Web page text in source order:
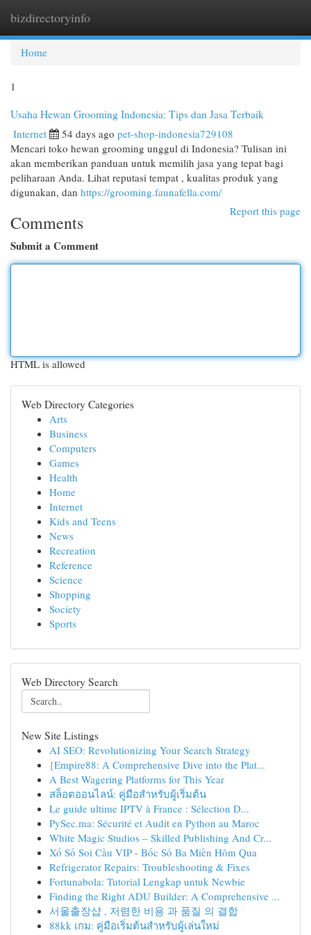
bizdirectoryinfo
Home
1
Usaha Hewan Grooming Indonesia: Tips dan Jasa Terbaik
Internet 54 days ago pet-shop-indonesia729108
Mencari toko hewan grooming unggul di Indonesia? Tulisan ini
akan memberikan panduan untuk memilih jasa yang tepat bagi
peliharaan Anda. Lihat reputasi tempat , kualitas produk yang
digunakan, dan https://grooming.faunafella.com/
Report this page
Comments
Submit a Comment
HTML is allowed
Web Directory Categories
Arts
Business
Computers
Games
Health
Home
Internet
Kids and Teens
News
Recreation
Reference
Science
Shopping
Society
Sports
Web Directory Search
New Site Listings
AI SEO: Revolutionizing Your Search Strategy
{Empire88: A Comprehensive Dive into the Plat...
A Best Wagering Platforms for This Year
สล็อตออนไลน์: คู่มือสำหรับผู้เริ่มต้น
Le guide ultime IPTV à France : Sélection D...
PySec.ma: Sécurité et Audit en Python au Maroc
White Magic Studios – Skilled Publishing And Cr...
Xổ Số Soi Cầu VIP - Bốc Số Ba Miền Hôm Qua
Refrigerator Repairs: Troubleshooting & Fixes
Fortunabola: Tutorial Lengkap untuk Newbie
Finding the Right ADU Builder: A Comprehensive ...
서울출장샵 , 저렴한 비용 과 품질 의 결합
88kk เกม: คู่มือเริ่มต้นสำหรับผู้เล่นใหม่